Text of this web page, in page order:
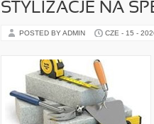
STYLIZACJE NA
POSTED BY ADMIN CZE - 15 -